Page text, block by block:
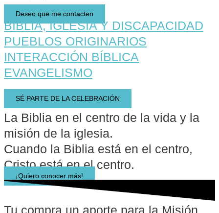
Deseo que me contacten
BIBLIA, IGLESIA Y DISCAPACIDAD
PUEBLOS ORIGINARIOS
INTERACCIÓN BÍBLICA
EVANGELISMO
SÉ PARTE DE LA CELEBRACIÓN
La Biblia en el centro de la vida y la
misión de la iglesia.
Cuando la Biblia está en el centro,
Cristo está en el centro.
¡Quiero conocer más!
Tu compra un aporte para la Misión